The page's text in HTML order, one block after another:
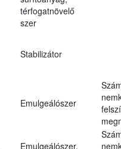
térfogatnövelő
szer
Stabilizátor
Emulgeálószer
Emulgeálószer,